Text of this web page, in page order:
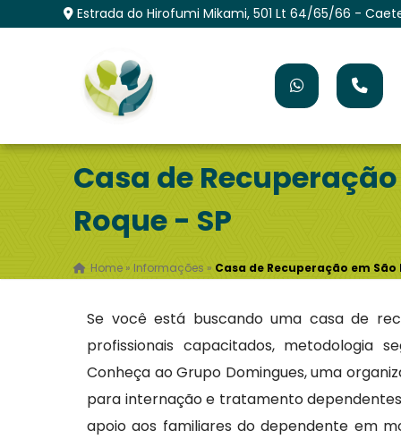
Estrada do Hirofumi Mikami, 501 Lt 64/65/66 -
Casa de
Roque - SP
Home » Informações » Casa de Recuperação em São
Se você está buscando uma casa de
profissionais capacitados, metodologia
Conheça ao Grupo Domingues, uma
para internação e tratamento
apoio aos familiares do dependente em